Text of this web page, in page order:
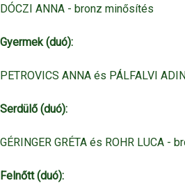
DÓCZI ANNA - bronz minősítés
Gyermek (duó):
PETROVICS ANNA és PÁLFALVI
Serdülő (duó):
GÉRINGER GRÉTA és ROHR LUCA -
Felnőtt (duó):